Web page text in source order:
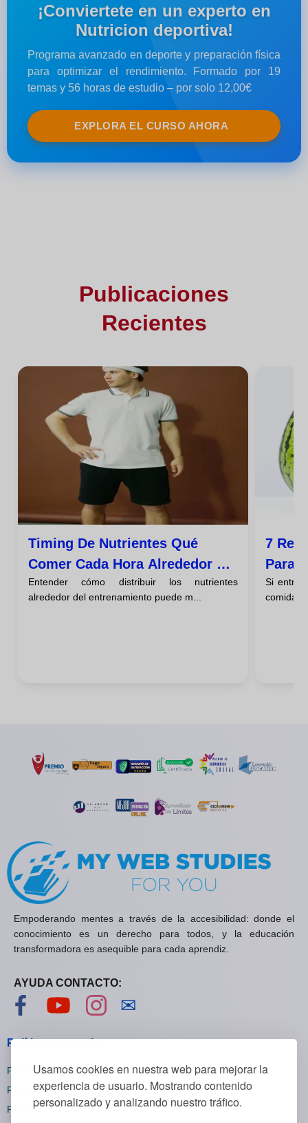
Usamos cookies en nuestra web para mejorar la
experiencia de usuario. Mostrando contenido
personalizado y analizando nuestro tráfico.
¡Conviertete en un experto en
Nutricion deportiva!
Programa avanzado en deporte y preparación física
para optimizar el rendimiento. Formado por 19
temas y 56 horas de estudio – por solo 12,00€
EXPLORA EL CURSO AHORA
Publicaciones
Recientes
Timing De Nutrientes Qué
Comer Cada Hora Alrededor Del
Entrenamiento
Entender cómo distribuir los nutrientes
alrededor del entrenamiento puede m...
7
Para
Si
comidas
Empoderando mentes a través de la accesibilidad: donde el
conocimiento es un derecho para todos, y la educación
transformadora es asequible para cada aprendiz.
AYUDA CONTACTO:
Visítanos en Facebook
Visítanos en YouTube
Visítanos en Instagram
✉
Políticas generales
Políticas de privacidad
Políticas de cookies
Políticas de reembolsos